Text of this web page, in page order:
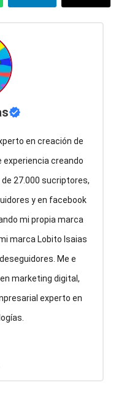
en creación de
experiencia creando
27.000 sucriptores,
y en facebook
mi propia marca
marca Lobito Isaias
Me e
marketing digital,
experto en